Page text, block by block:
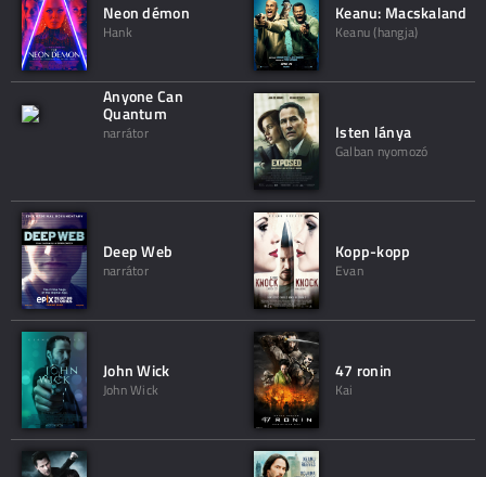
Neon démon
Hank
Keanu: Macskaland
Keanu (hangja)
Anyone Can
Quantum
narrátor Isten lánya
Galban nyomozó
Deep Web
narrátor
Kopp-kopp
Evan
John Wick
John Wick
47 ronin
Kai